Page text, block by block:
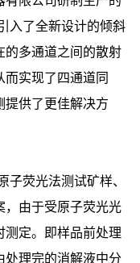
入了全新设计的倾斜
的多通道之间的散射
实现了四通道同
提供了更佳解决方
子荧光法测试矿样、
，由于受原子荧光光
测定。即样品前处理
处理完的消解液中分